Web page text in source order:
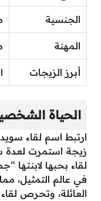
الجنسية
المهنة
أبرز الزيجات
الحياة
ارتبط اسم لقاء
زيجة استمرت لعدة
لقاء بحبها لابنتها
في عالم التمثيل،
العائلة، وتحرص